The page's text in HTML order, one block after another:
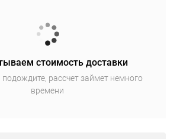
стоимость доставки
рассчет займет немного
времени